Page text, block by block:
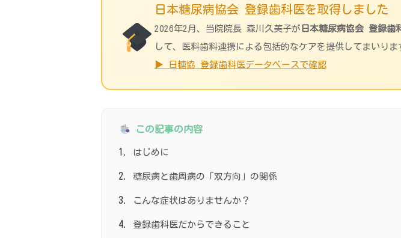
日本糖尿病協会 登録歯科医を取得しました
2026年2月、当院院長 森川久美子が 日本糖尿病協会 登録歯
して、医科歯科連携による包括的なケアを提供してまいりま
▶ 日糖協 登録歯科医データベースで確認
この記事の内容
はじめに
糖尿病と歯周病の「双方向」の関係
こんな症状はありませんか？
登録歯科医だからできること